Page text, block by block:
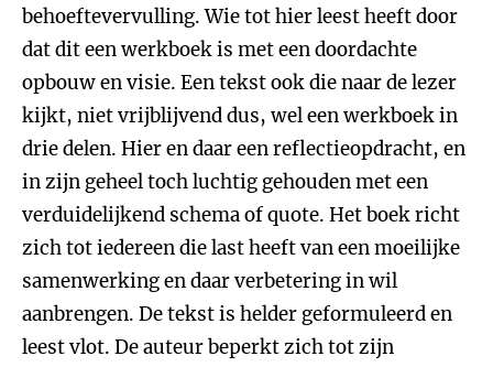
behoeftevervulling. Wie tot hier leest heeft door
dat dit een werkboek is met een doordachte
opbouw en visie. Een tekst ook die naar de lezer
kijkt, niet vrijblijvend dus, wel een werkboek in
drie delen. Hier en daar een reflectieopdracht, en
in zijn geheel toch luchtig gehouden met een
verduidelijkend schema of quote. Het boek richt
zich tot iedereen die last heeft van een moeilijke
samenwerking en daar verbetering in wil
aanbrengen. De tekst is helder geformuleerd en
leest vlot. De auteur beperkt zich tot zijn